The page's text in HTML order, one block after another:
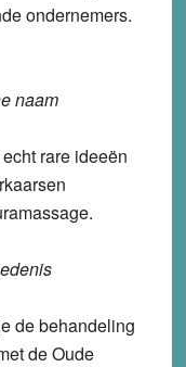
ondernemers.
naam
rare ideeën
de behandeling
de Oude